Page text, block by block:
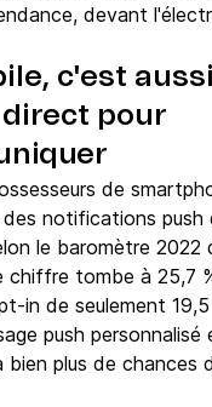
devant
c'est
direct pour
de
notifications push
le baromètre 2022
chiffre tombe à 25,7
in de seulement
push
bien plus de